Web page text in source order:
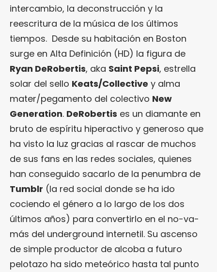
intercambio, la deconstrucción y la
reescritura de la música de los últimos
tiempos. Desde su habitación en Boston
surge en Alta Definición (HD) la figura de
Ryan DeRobertis, aka Saint Pepsi, estrella
solar del sello Keats/Collective y alma
mater/pegamento del colectivo New
Generation. DeRobertis es un diamante en
bruto de espíritu hiperactivo y generoso que
ha visto la luz gracias al rascar de muchos
de sus fans en las redes sociales, quienes
han conseguido sacarlo de la penumbra de
Tumblr (la red social donde se ha ido
cociendo el género a lo largo de los dos
últimos años) para convertirlo en el no-va-
más del underground internetil. Su ascenso
de simple productor de alcoba a futuro
pelotazo ha sido meteórico hasta tal punto